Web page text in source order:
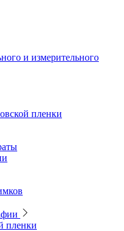
стенды
и измерительного
и измерительного